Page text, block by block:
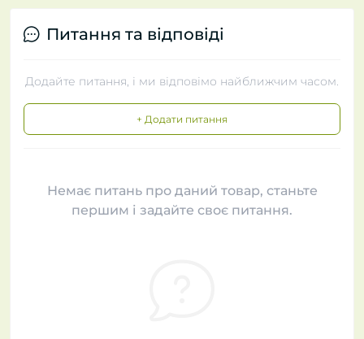
Питання та відповіді
Додайте питання, і ми відповімо найближчим часом.
+ Додати питання
Немає питань про даний товар, станьте
першим і задайте своє питання.